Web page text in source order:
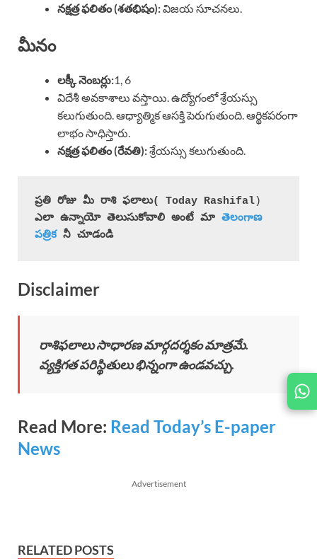
నక్షత్ర ఫలితం (శతభిషం):విజయ సూచనలు.
మీనం
లక్కీ నెంబర్లు:1, 6
విదేశీ అవకాశాలు వస్తాయి. ఉద్యోగంలో శ్రేయస్సు
కలుగుతుంది. ఆధ్యాత్మిక ఆసక్తి పెరుగుతుంది. ఆర్థికపరంగా
లాభం సాధిస్తారు.
నక్షత్ర ఫలితం (రేవతి):శ్రేయస్సు కలుగుతుంది.
ప్రతి రోజు మీ రాశి ఫలాలు( Today Rashifal)
ఎలా ఉన్నాయో తెలుసుకోవాలి అంటే మా తెలంగాణ
పత్రిక నీ చూడండి
Disclaimer
రాశిఫలాలు సాధారణ మార్గదర్శకం మాత్రమే.
వ్యక్తిగత పరిస్థితులు భిన్నంగా ఉండవచ్చు.
Read More: Read Today’s E-paper
News
Advertisement
RELATED POSTS